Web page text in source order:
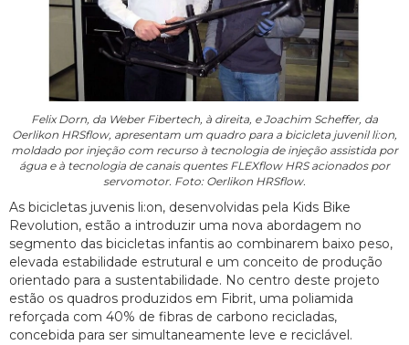
Felix Dorn, da Weber Fibertech, à direita, e Joachim Scheffer, da
Oerlikon HRSflow, apresentam um quadro para a bicicleta juvenil li:on,
moldado por injeção com recurso à tecnologia de injeção assistida por
água e à tecnologia de canais quentes FLEXflow HRS acionados por
servomotor. Foto: Oerlikon HRSflow.
As bicicletas juvenis li:on, desenvolvidas pela Kids Bike
Revolution, estão a introduzir uma nova abordagem no
segmento das bicicletas infantis ao combinarem baixo peso,
elevada estabilidade estrutural e um conceito de produção
orientado para a sustentabilidade. No centro deste projeto
estão os quadros produzidos em Fibrit, uma poliamida
reforçada com 40% de fibras de carbono recicladas,
concebida para ser simultaneamente leve e reciclável.